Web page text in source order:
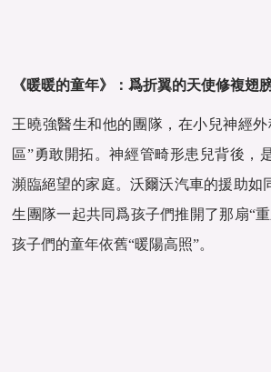
《暖暖的童年》：爲折翼的天使修複翅
王曉強醫生和他的團隊，在小兒神經外
區”勇敢開拓。神經管畸形患兒背後，
瀕臨絕望的家庭。沃爾沃汽車的援助如
生團隊一起共同爲孩子們推開了那扇“
孩子們的童年依舊“暖陽高照”。